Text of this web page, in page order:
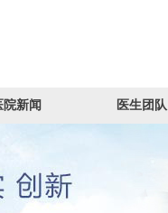
院新闻 医生团队